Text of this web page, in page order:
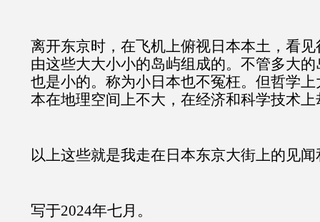
离开东京时，在飞机上俯视日本本土，看
由这些大大小小的岛屿组成的。不管多大
也是小的。称为小日本也不冤枉。但哲学
本在地理空间上不大，在经济和科学技术
以上这些就是我走在日本东京大街上的见
写于2024年七月。